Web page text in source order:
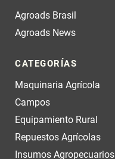
Agroads Brasil
Agroads News
CATEGORÍAS
Maquinaria Agrícola
Campos
Equipamiento Rural
Repuestos Agrícolas
Insumos Agropecuarios